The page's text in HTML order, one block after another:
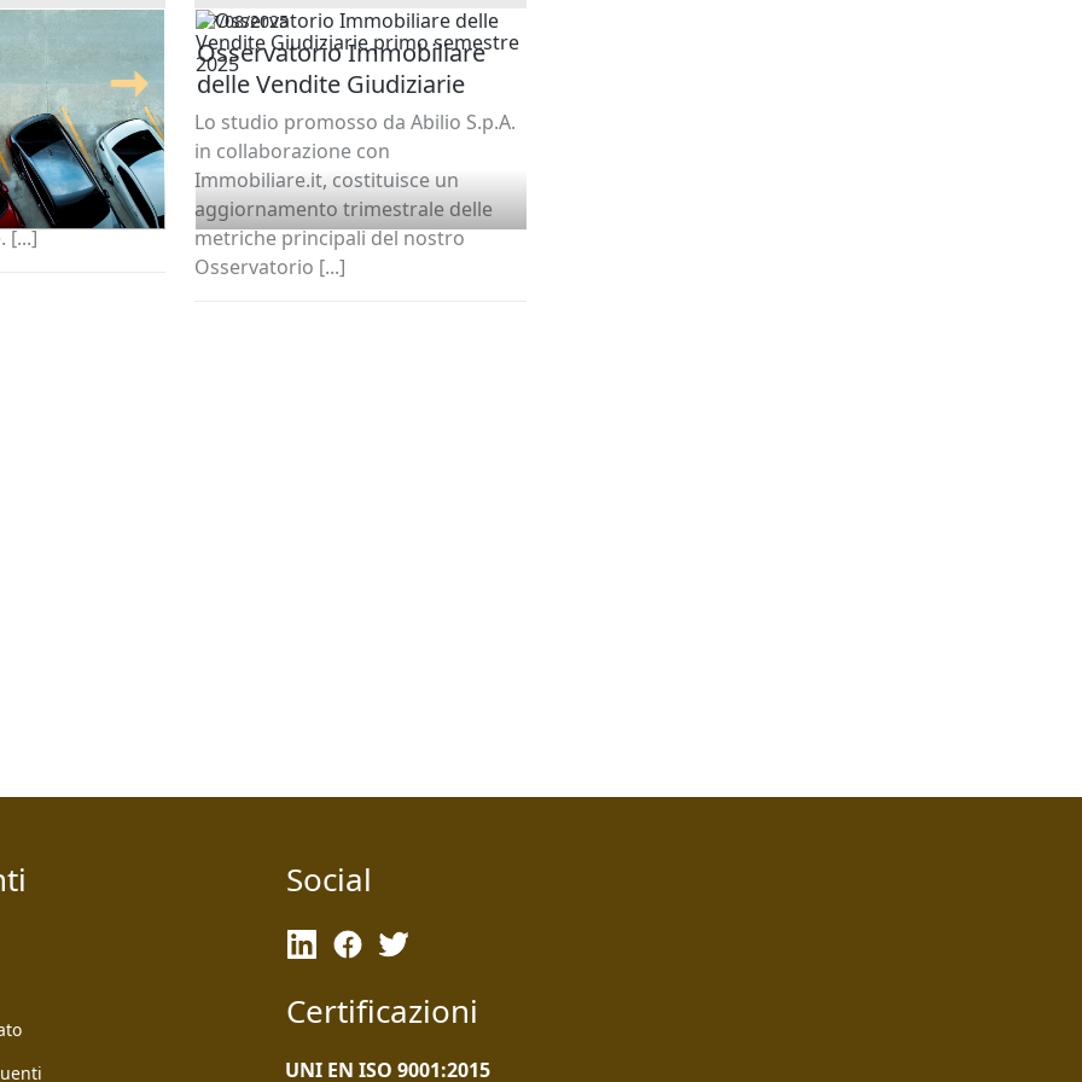
l’IMU sul
tutto
sapere sul
relativamente
seguendo la
[...]
07/08/2025
Osservatorio Immobiliare
delle Vendite Giudiziarie
primo semestre 2025
Lo studio promosso da Abilio S.p.A.
in collaborazione con
Immobiliare.it, costituisce un
aggiornamento trimestrale delle
metriche principali del nostro
Osservatorio [...]
Social
Certificazioni
UNI EN ISO 9001:2015